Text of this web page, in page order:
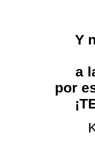
Y
a
por